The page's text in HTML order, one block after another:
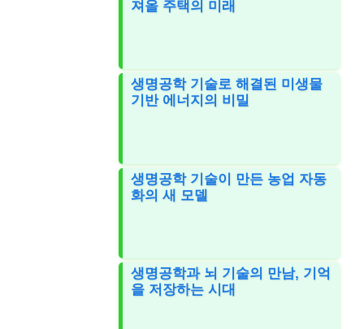
져올 주택의 미래
생명공학 기술로 해결된 미생물
기반 에너지의 비밀
생명공학 기술이 만든 농업 자동
화의 새 모델
생명공학과 뇌 기술의 만남, 기억
을 저장하는 시대